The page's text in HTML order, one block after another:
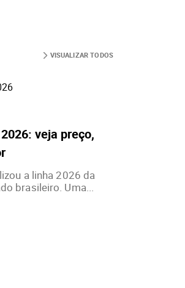
VISUALIZAR TODOS
veja preço,
a linha 2026 da
brasileiro. Uma...